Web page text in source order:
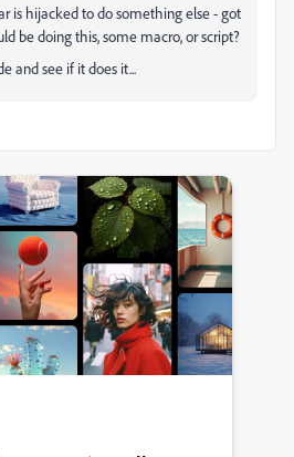
is hijacked to do something else - got
be doing this, some macro, or script?
and see if it does it...